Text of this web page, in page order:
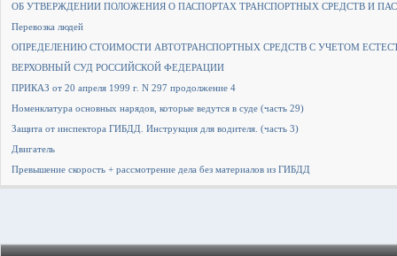
ОБ УТВЕРЖДЕНИИ ПОЛОЖЕНИЯ О ПАСПОРТАХ ТРАНСПОРТНЫХ СРЕДСТВ И
Перевозка людей
ОПРЕДЕЛЕНИЮ СТОИМОСТИ АВТОТРАНСПОРТНЫХ СРЕДСТВ С УЧЕТОМ
ВЕРХОВНЫЙ СУД РОССИЙСКОЙ ФЕДЕРАЦИИ
ПРИКАЗ от 20 апреля 1999 г. N 297 продолжение 4
Номенклатура основных нарядов, которые ведутся в суде (часть 29)
Защита от инспектора ГИБДД. Инструкция для водителя. (часть 3)
Двигатель
Превышение скорость + рассмотрение дела без материалов из ГИБДД